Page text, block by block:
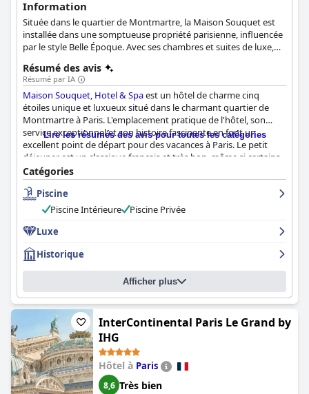
Information
Située dans le quartier de Montmartre, la Maison Souquet est
installée dans une somptueuse propriété parisienne, influencée
par le style Belle Époque. Avec ses chambres et suites de luxe,
Maison Souquet est un véritable joyau de Paris que tous les
clients devraient découvrir.
Résumé des avis
Résumé par IA
Maison Souquet, Hotel & Spaest un hôtel de charme cinq
étoiles unique et luxueux situé dans le charmant quartier de
Montmartre à Paris. L'emplacement pratique de l'hôtel, son
service exceptionnel et son histoire fascinante en font un
excellent point de départ pour des vacances à Paris. Le petit
déjeuner est un classique français et très bon, même si certains
clients ont estimé qu'il aurait pu être plus avantageux ou plus
varié. Les chambres au thème magnifique sont confortables et
bien équipées, bien que certains clients les aient trouvées
petites. L'hôtel met l'accent sur la propreté et le personnel est
connexion wifi est correcte, bien que certains clients aient
sont des expériences de rêve et de rajeunissement que les
clients recommandent vivement. Le charme historique de
l'hôtel, son décor luxueux et sa pure décadence en font un lieu
de séjour incontournable pour tous ceux qui visitent Paris. Dans
l'ensemble,Maison Souquet, Hotel & Spaest un bijou d'hôtel
dans lequel les clients voudront revenir.
Lire les résumés des avis pour toutes les catégories
Catégories
Piscine
Piscine Intérieure
Piscine Privée
Luxe
Historique
Afficher plus
InterContinental Paris Le Grand by
IHG
Hôtel à Paris
8,6 Très bien